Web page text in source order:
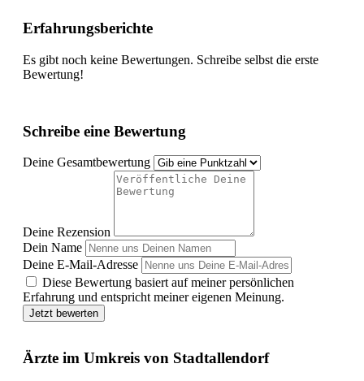
Erfahrungsberichte
Es gibt noch keine Bewertungen. Schreibe selbst die erste
Bewertung!
Schreibe eine Bewertung
Deine Gesamtbewertung
Deine Rezension
Dein Name
Deine E-Mail-Adresse
Diese Bewertung basiert auf meiner persönlichen
Erfahrung und entspricht meiner eigenen Meinung.
Jetzt bewerten
Ärzte im Umkreis von Stadtallendorf